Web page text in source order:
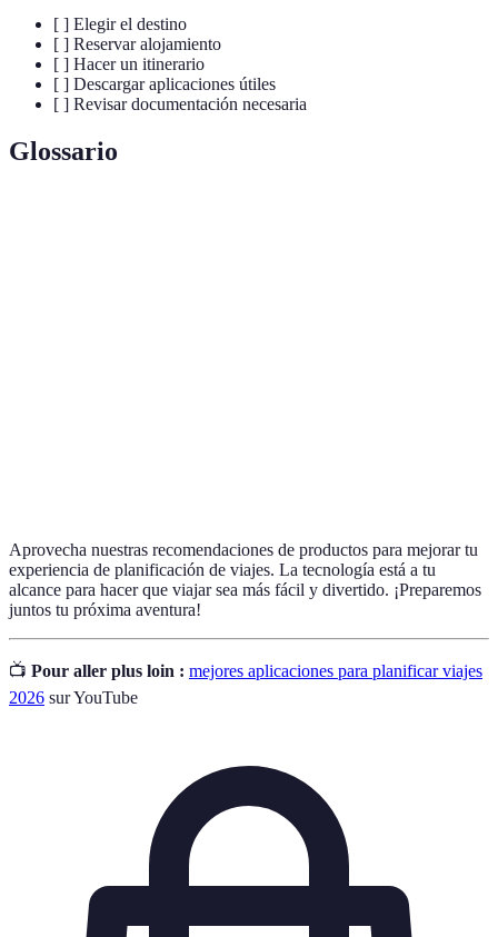
[ ] Elegir el destino
[ ] Reservar alojamiento
[ ] Hacer un itinerario
[ ] Descargar aplicaciones útiles
[ ] Revisar documentación necesaria
Glossario
Aprovecha nuestras recomendaciones de productos para mejorar tu
experiencia de planificación de viajes. La tecnología está a tu
alcance para hacer que viajar sea más fácil y divertido. ¡Preparemos
juntos tu próxima aventura!
📺 Pour aller plus loin : mejores aplicaciones para planificar viajes
2026 sur YouTube